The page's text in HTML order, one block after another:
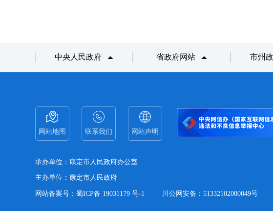
中央人民政府 省政府网站 市州
网站地图 联系我们 网站声明
承办单位：康定市人民政府办公室
主办单位：康定市人民政府
网站备案号：蜀ICP备 19031179 号-1 川公网安备：51332102000049号